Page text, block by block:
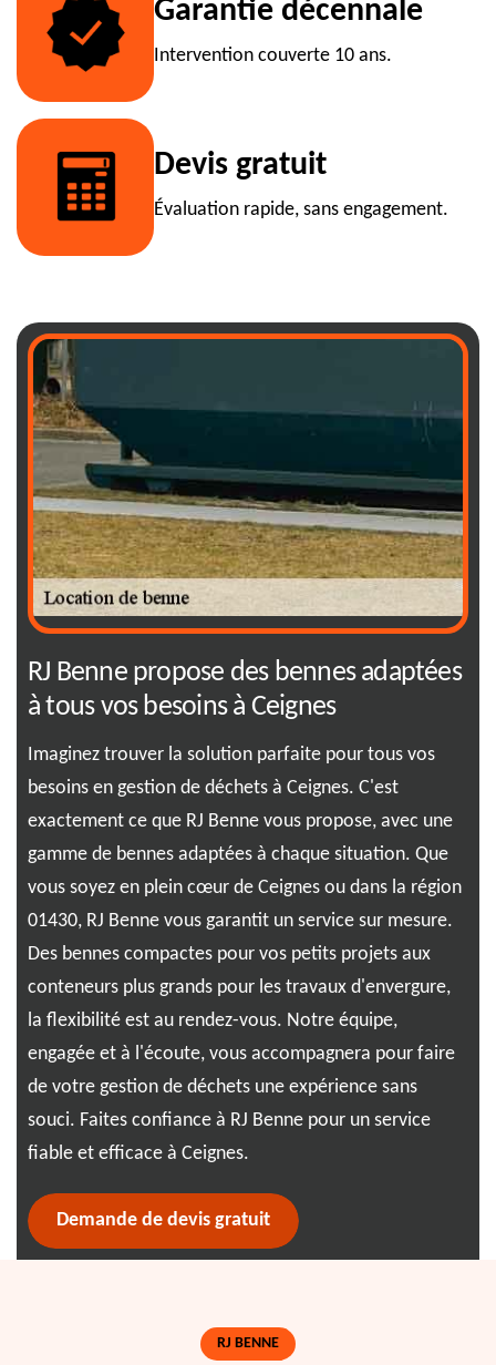
Garantie décennale
Intervention couverte 10 ans.
Devis gratuit
Évaluation rapide, sans engagement.
RJ Benne propose des bennes adaptées
à tous vos besoins à Ceignes
Imaginez trouver la solution parfaite pour tous vos
besoins en gestion de déchets à Ceignes. C'est
exactement ce que RJ Benne vous propose, avec une
gamme de bennes adaptées à chaque situation. Que
vous soyez en plein cœur de Ceignes ou dans la région
01430, RJ Benne vous garantit un service sur mesure.
Des bennes compactes pour vos petits projets aux
conteneurs plus grands pour les travaux d'envergure,
la flexibilité est au rendez-vous. Notre équipe,
engagée et à l'écoute, vous accompagnera pour faire
de votre gestion de déchets une expérience sans
souci. Faites confiance à RJ Benne pour un service
fiable et efficace à Ceignes.
Demande de devis gratuit
RJ BENNE